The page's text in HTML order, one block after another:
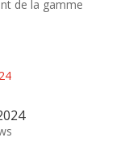
de la gamme